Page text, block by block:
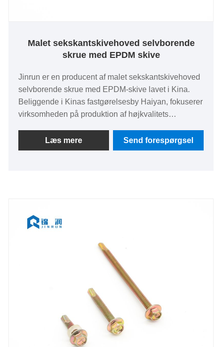
Malet sekskantskivehoved selvborende
skrue med EPDM skive
Jinrun er en producent af malet sekskantskivehoved
selvborende skrue med EPDM-skive lavet i Kina.
Beliggende i Kinas fastgørelsesby Haiyan, fokuserer
virksomheden på produktion af højkvalitets
produkter til kunderne.
Læs mere Send forespørgsel